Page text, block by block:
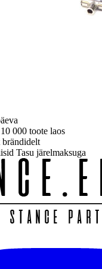
000 toote laos
brändidelt
Tasu järelmaksuga